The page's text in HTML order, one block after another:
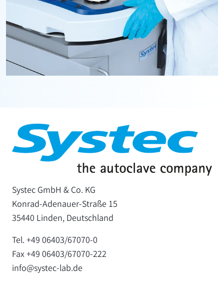
Systec GmbH & Co. KG
Konrad-Adenauer-Straße 15
35440 Linden, Deutschland
Tel. +49 06403/67070-0
Fax +49 06403/67070-222
info@systec-lab.de